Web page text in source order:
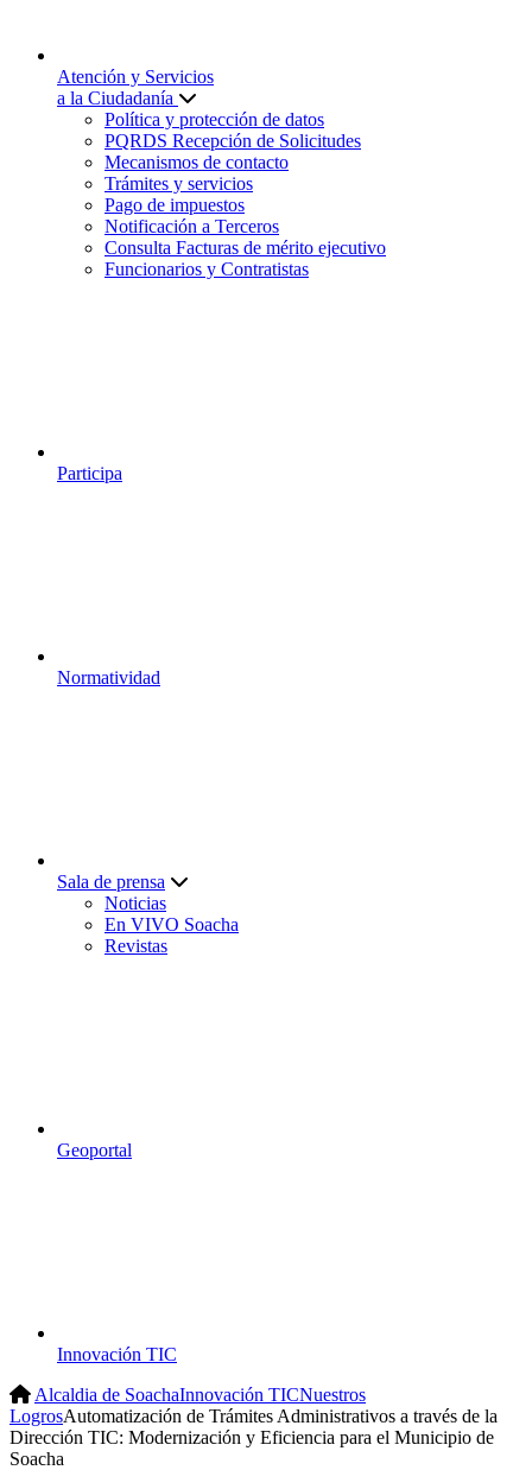
Atención y Servicios
a la Ciudadanía
Política y protección de datos
PQRDS Recepción de Solicitudes
Mecanismos de contacto
Trámites y servicios
Pago de impuestos
Notificación a Terceros
Consulta Facturas de mérito ejecutivo
Funcionarios y Contratistas
Participa
Normatividad
Sala de prensa
Noticias
En VIVO Soacha
Revistas
Geoportal
Innovación TIC
Alcaldia de SoachaInnovación TICNuestros
LogrosAutomatización de Trámites Administrativos a través de la
Dirección TIC: Modernización y Eficiencia para el Municipio de
Soacha